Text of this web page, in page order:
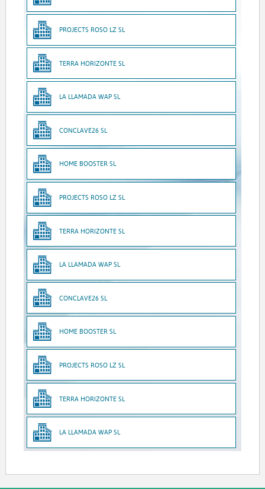
PROJECTS ROSO LZ SL
TERRA HORIZONTE SL
LA LLAMADA WAP SL
CONCLAVE26 SL
HOME BOOSTER SL
PROJECTS ROSO LZ SL
TERRA HORIZONTE SL
LA LLAMADA WAP SL
CONCLAVE26 SL
HOME BOOSTER SL
PROJECTS ROSO LZ SL
TERRA HORIZONTE SL
LA LLAMADA WAP SL